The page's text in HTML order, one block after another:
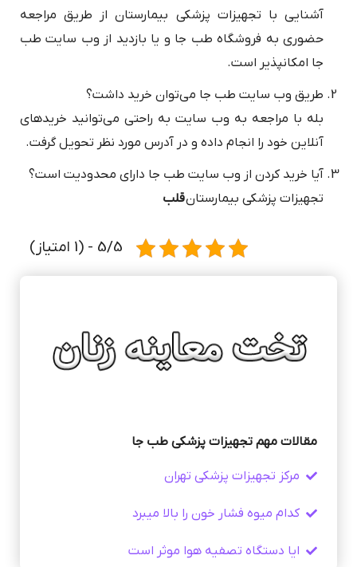
آشنایی با تجهیزات پزشکی بیمارستان از طریق مراجعه
حضوری به فروشگاه طب جا و یا بازدید از وب سایت طب
جا امکانپذیر است.
طریق وب سایت طب جا می‌توان خرید داشت؟
بله با مراجعه به وب سایت به راحتی می‌توانید خریدهای
آنلاین خود را انجام داده و در آدرس مورد نظر تحویل گرفت.
آیا خرید کردن از وب سایت طب جا دارای محدودیت است؟
تجهیزات پزشکی بیمارستانقلب
5/5 - (1 امتیاز)
مقالات مهم تجهیزات پزشکی طب جا
مرکز تجهیزات پزشکی تهران
کدام میوه فشار خون را بالا میبرد
ایا دستگاه تصفیه هوا موثر است